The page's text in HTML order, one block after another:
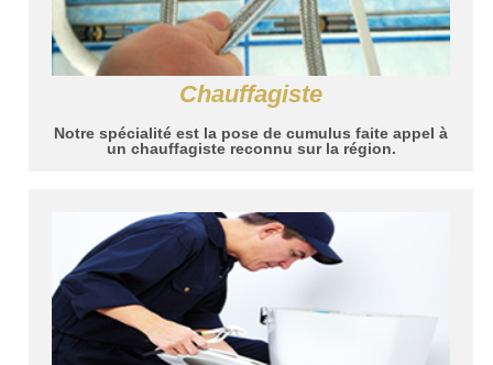
Chauffagiste
Notre spécialité est la pose de cumulus faite appel à
un chauffagiste reconnu sur la région.